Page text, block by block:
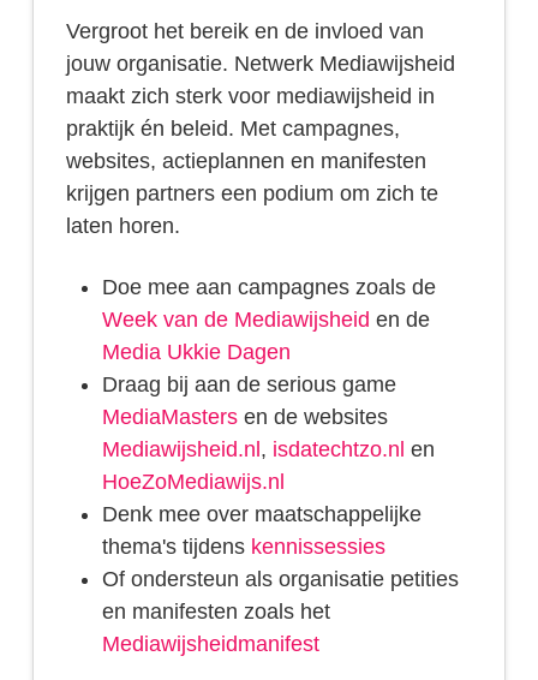
Vergroot het bereik en de invloed van
jouw organisatie. Netwerk Mediawijsheid
maakt zich sterk voor mediawijsheid in
praktijk én beleid. Met campagnes,
websites, actieplannen en manifesten
krijgen partners een podium om zich te
laten horen.
Doe mee aan campagnes zoals de
Week van de Mediawijsheid en de
Media Ukkie Dagen
Draag bij aan de serious game
MediaMastersen de websites
Mediawijsheid.nl, isdatechtzo.nl en
HoeZoMediawijs.nl
Denk mee over maatschappelijke
thema's tijdens kennissessies
Of ondersteun als organisatie petities
en manifesten zoals het
Mediawijsheidmanifest